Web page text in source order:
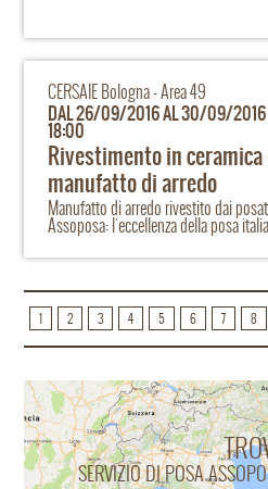
curato da Assoposa in collarazione
professionale degli Architetti della
Partecipazione gratuita. Iscrizione
CERSAIE Bologna - Area 49
DAL 26/09/2016 AL 30/09/2016 -
18:00
Rivestimento in
manufatto di arredo
Manufatto di arredo rivestito dai
Assoposa: l'eccellenza della posa
1 2 3 4 5 6 7 8
SERVIZIO DI POSA